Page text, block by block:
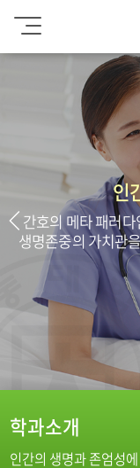
인
간호의 메타 패러
생명존중의 가치관
학과소개
인간의 생명과 존엄성